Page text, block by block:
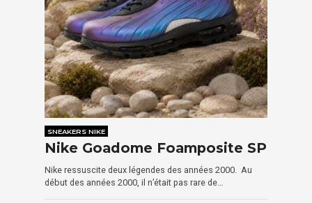
SNEAKERS NIKE
Nike Goadome Foamposite SP
Nike ressuscite deux légendes des années 2000. Au
début des années 2000, il n’était pas rare de…